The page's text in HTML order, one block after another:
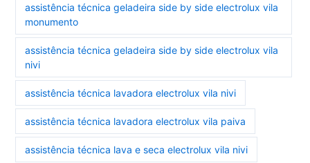
assistência técnica geladeira side by side electrolux vila
monumento
assistência técnica geladeira side by side electrolux vila
nivi
assistência técnica lavadora electrolux vila nivi
assistência técnica lavadora electrolux vila paiva
assistência técnica lava e seca electrolux vila nivi